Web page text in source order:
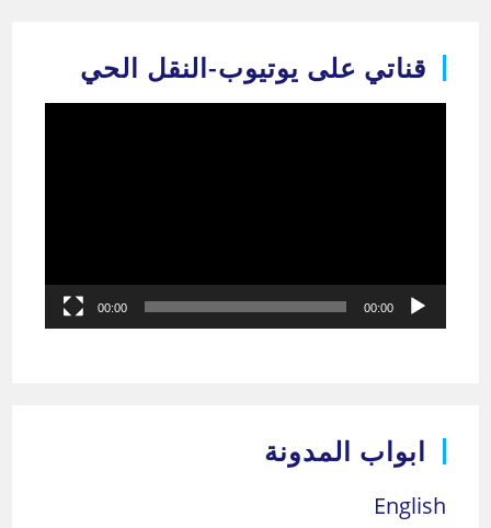
قناتي على يوتيوب-النقل الحي
00:00
00:00
ابواب المدونة
English